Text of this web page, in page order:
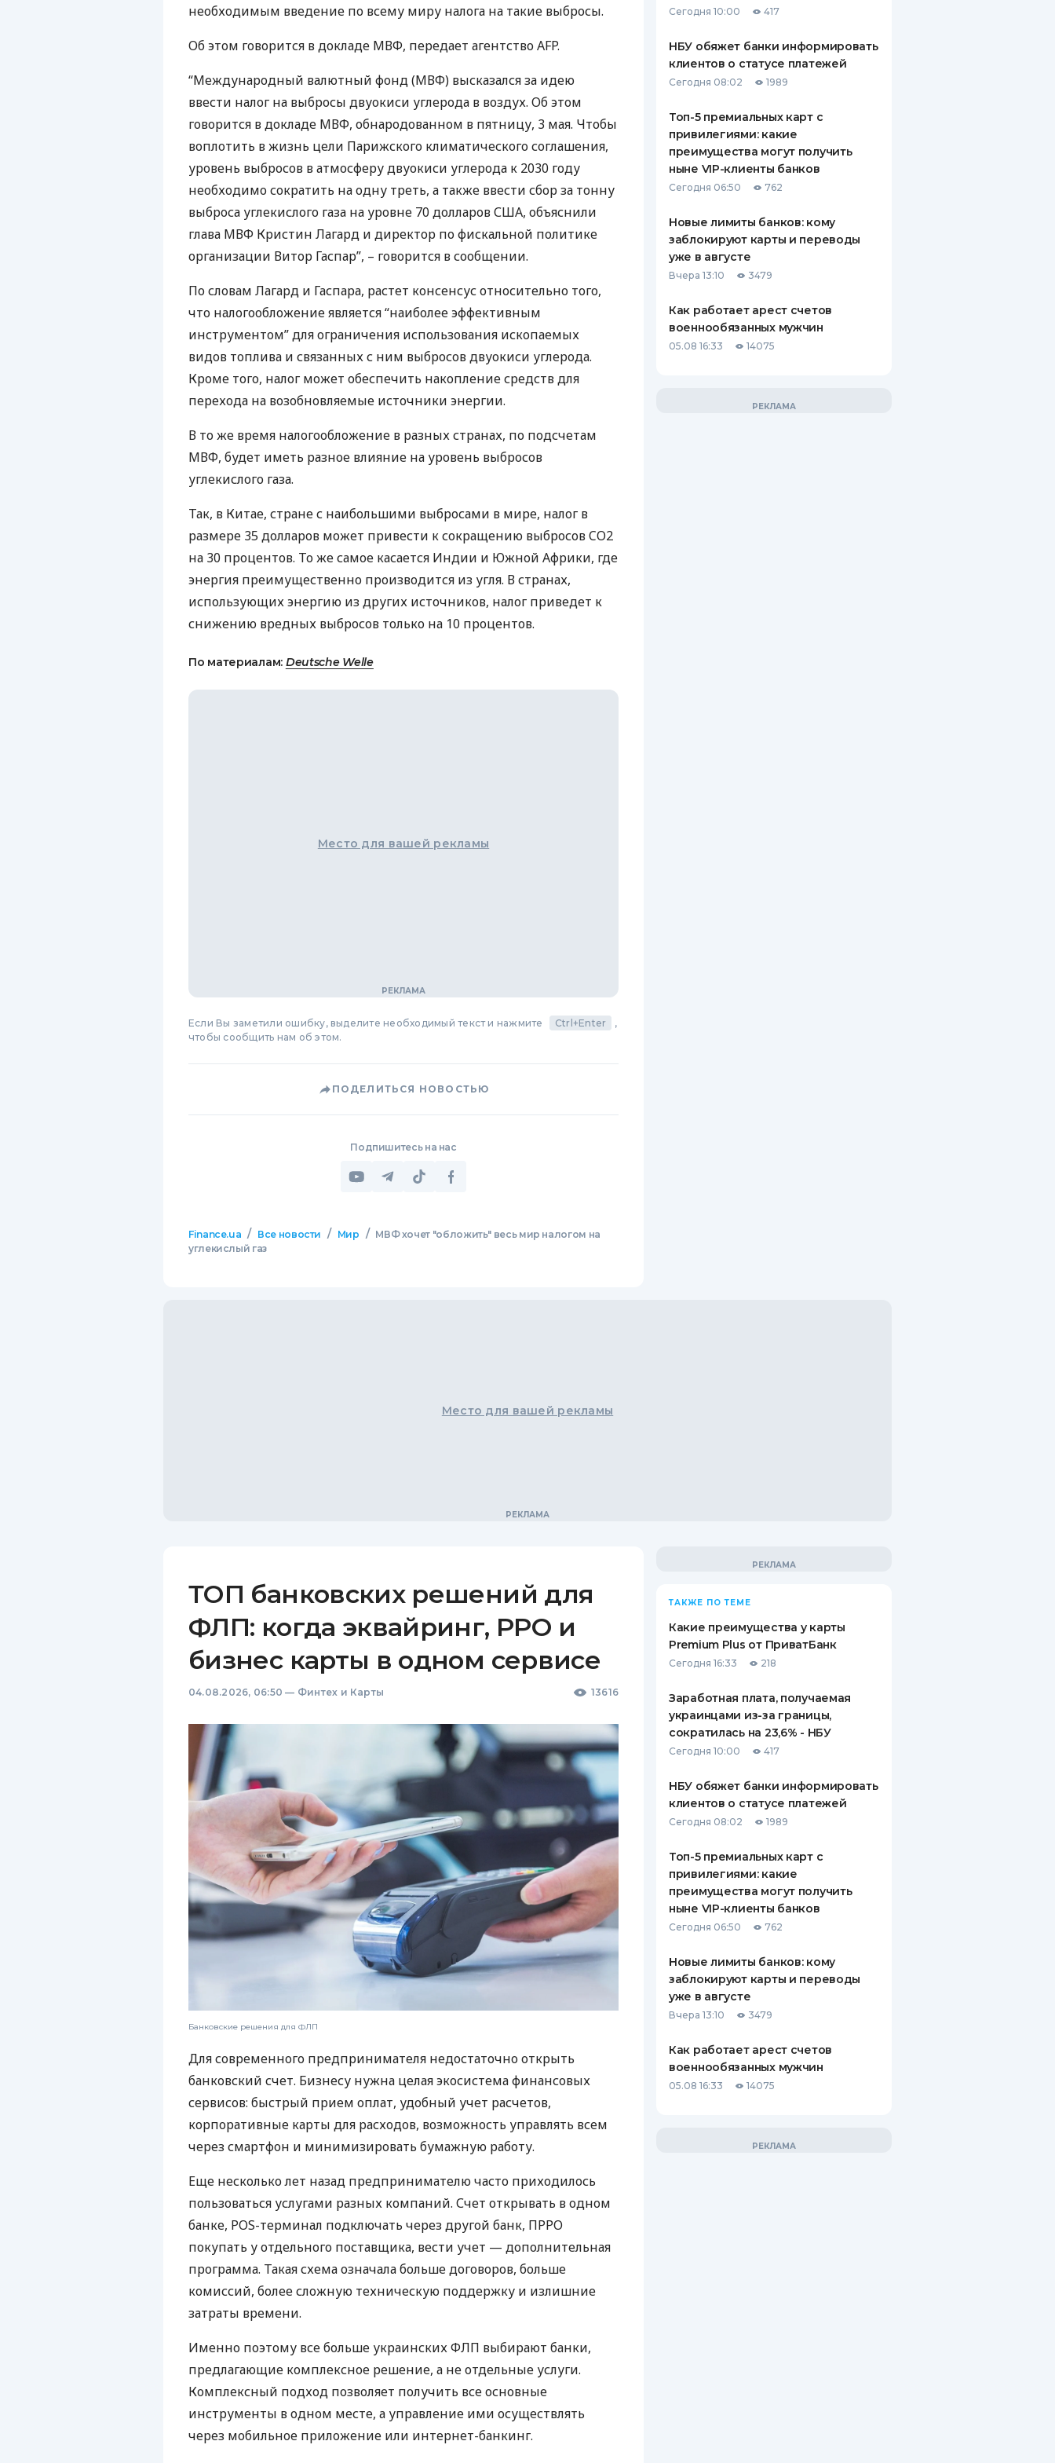
КЕШБЭКА
БАНКОВСКИМ КАРТАМ
СТРАХОВАНИЮ
ВСЕ СТРАХОВЫЕ ПОЛИСЫ
ОТЗЫВЫ О СТРАХОВЫХ
КОМПАНИЯХ
необходимым введение по всему миру налога на такие выбросы.
Об этом говорится в докладе МВФ, передает агентствоAFP.
“Международный валютный фонд (МВФ) высказался за идею
ввести налог на выбросы двуокиси углерода в воздух. Об этом
говорится в докладе МВФ, обнародованном в пятницу, 3 мая. Чтобы
воплотить в жизнь цели Парижского климатического соглашения,
уровень выбросов в атмосферу двуокиси углерода к 2030 году
необходимо сократить на одну треть, а также ввести сбор за тонну
выброса углекислого газа на уровне 70 долларовСША, объяснили
глава МВФ Кристин Лагард и директор по фискальной политике
организации Витор Гаспар”, – говорится в сообщении.
По словам Лагард и Гаспара, растет консенсус относительно того,
что налогообложение является “наиболее эффективным
инструментом” для ограничения использования ископаемых
видов топлива и связанных с ним выбросов двуокиси углерода.
Кроме того, налог может обеспечить накопление средств для
перехода на возобновляемые источники энергии.
В то же время налогообложение в разных странах, по подсчетам
МВФ, будет иметь разное влияние на уровень выбросов
углекислого газа.
Так, в Китае, стране с наибольшими выбросами в мире, налог в
размере 35 долларов может привести к сокращению выбросов CO2
на 30 процентов. То же самое касается Индии и Южной Африки, где
энергия преимущественно производится из угля. В странах,
использующих энергию из других источников, налог приведет к
снижению вредных выбросов только на 10 процентов.
По материалам: Deutsche Welle
Место для вашей рекламы
Если Вы заметили ошибку, выделите необходимый текст и нажмите Ctrl+Enter
,
чтобы сообщить нам об этом.
ПОДЕЛИТЬСЯ НОВОСТЬЮ
Подпишитесь на нас
Finance.ua / Все новости / Мир / МВФ хочет "обложить" весь мир налогом на
углекислый газ
Сегодня 10:00 417
НБУ обяжет банки информировать
клиентов о статусе платежей
Сегодня 08:02 1989
Топ-5 премиальных карт с
привилегиями: какие
преимущества могут получить
ныне VIP-клиенты банков
Сегодня 06:50 762
Новые лимиты банков: кому
заблокируют карты и переводы
уже в августе
Вчера 13:10 3479
Как работает арест счетов
военнообязанных мужчин
05.08 16:33 14075
Место для вашей рекламы
ТОП банковских решений для
ФЛП: когда эквайринг, РРО и
бизнес карты в одном сервисе
04.08.2026, 06:50 — Финтех и Карты 13616
Банковские решения для ФЛП
Для современного предпринимателя недостаточно открыть
банковский счет. Бизнесу нужна целая экосистема финансовых
сервисов: быстрый прием оплат, удобный учет расчетов,
корпоративные карты для расходов, возможность управлять всем
через смартфон и минимизировать бумажную работу.
Еще несколько лет назад предпринимателю часто приходилось
пользоваться услугами разных компаний. Счет открывать в одном
банке, POS-терминал подключать через другой банк, ПРРО
покупать у отдельного поставщика, вести учет — дополнительная
программа. Такая схема означала больше договоров, больше
комиссий, более сложную техническую поддержку и излишние
затраты времени.
Именно поэтому все больше украинских ФЛП выбирают банки,
предлагающие комплексное решение, а не отдельные услуги.
Комплексный подход позволяет получить все основные
инструменты в одном месте, а управление ими осуществлять
через мобильное приложение или интернет-банкинг.
ТАКЖЕ ПО ТЕМЕ
Какие преимущества у карты
Premium Plus от ПриватБанк
Сегодня 16:33 218
Заработная плата, получаемая
украинцами из-за границы,
сократилась на 23,6% - НБУ
Сегодня 10:00 417
НБУ обяжет банки информировать
клиентов о статусе платежей
Сегодня 08:02 1989
Топ-5 премиальных карт с
привилегиями: какие
преимущества могут получить
ныне VIP-клиенты банков
Сегодня 06:50 762
Новые лимиты банков: кому
заблокируют карты и переводы
уже в августе
Вчера 13:10 3479
Как работает арест счетов
военнообязанных мужчин
05.08 16:33 14075